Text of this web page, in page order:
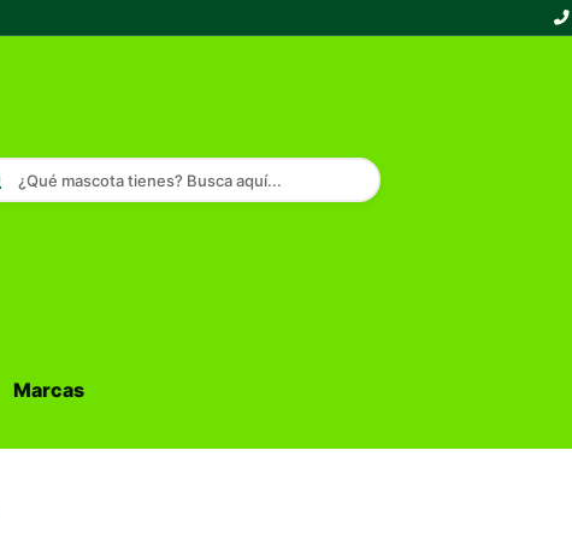
¿Qué mascota tienes? Busca aquí...
Marcas